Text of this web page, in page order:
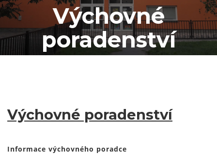
Výchovné
poradenství
Výchovné poradenství
Informace výchovného poradce